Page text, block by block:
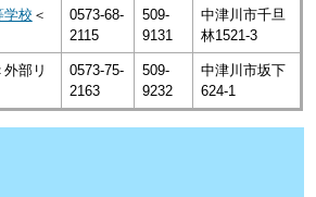
学校 ＜
0573-68-
2115
509-
9131
中津川市千旦
林1521-3
外部リ
0573-75-
2163
509-
9232
中津川市坂下
624-1